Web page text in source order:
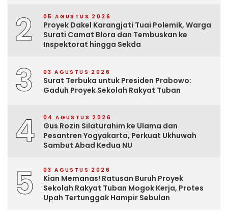
2 05 AGUSTUS 2026
Proyek Dakel Karangjati Tuai Polemik, Warga
Surati Camat Blora dan Tembuskan ke
Inspektorat hingga Sekda
3 03 AGUSTUS 2026
Surat Terbuka untuk Presiden Prabowo:
Gaduh Proyek Sekolah Rakyat Tuban
4 04 AGUSTUS 2026
Gus Rozin Silaturahim ke Ulama dan
Pesantren Yogyakarta, Perkuat Ukhuwah
Sambut Abad Kedua NU
5 03 AGUSTUS 2026
Kian Memanas! Ratusan Buruh Proyek
Sekolah Rakyat Tuban Mogok Kerja, Protes
Upah Tertunggak Hampir Sebulan